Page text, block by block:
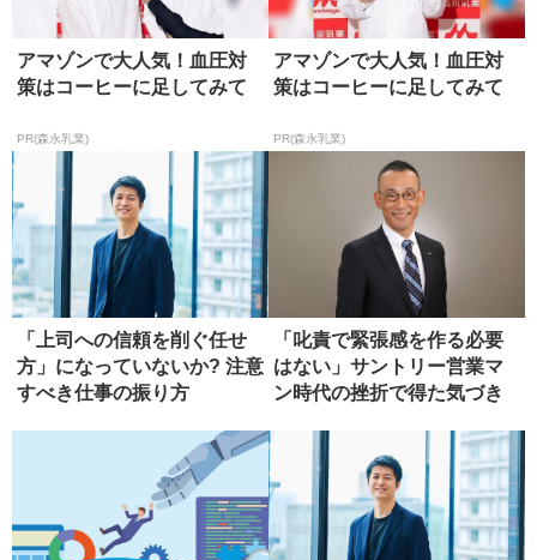
アマゾンで大人気！血圧対
策はコーヒーに足してみて
PR(森永乳業)
アマゾンで大人気！血圧対
策はコーヒーに足してみて
PR(森永乳業)
「上司への信頼を削ぐ任せ
方」になっていないか? 注意
すべき仕事の振り方
「叱責で緊張感を作る必要
はない」サントリー営業マ
ン時代の挫折で得た気づき